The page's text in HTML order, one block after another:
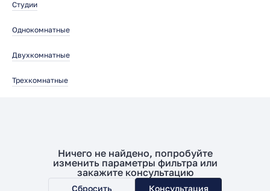
Студии
Однокомнатные
Двухкомнатные
Трехкомнатные
Ничего не найдено, попробуйте
изменить параметры фильтра или
закажите консультацию
Сбросить Консультация